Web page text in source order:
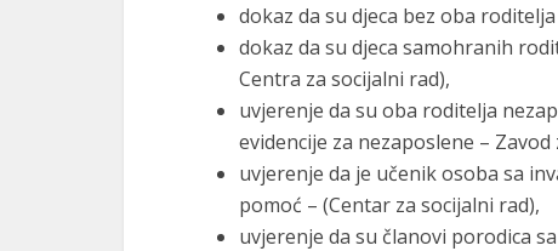
dokaz da su djeca bez oba
dokaz da su djeca samohranih
Centra za socijalni rad),
uvjerenje da su oba roditelјa
evidencije za nezaposlene –
uvjerenje da je učenik osoba sa
pomoć – (Centar za socijalni rad),
uvjerenje da su članovi porodica